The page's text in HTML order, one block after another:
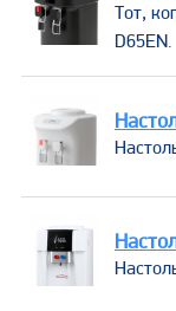
​Тот,
D65EN.